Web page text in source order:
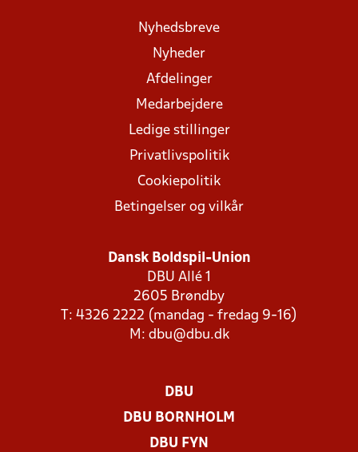
Nyhedsbreve
Nyheder
Afdelinger
Medarbejdere
Ledige stillinger
Privatlivspolitik
Cookiepolitik
Betingelser og vilkår
Dansk Boldspil-Union
DBU Allé 1
2605 Brøndby
T: 4326 2222 (mandag - fredag 9-16)
M: dbu@dbu.dk
DBU
DBU BORNHOLM
DBU FYN